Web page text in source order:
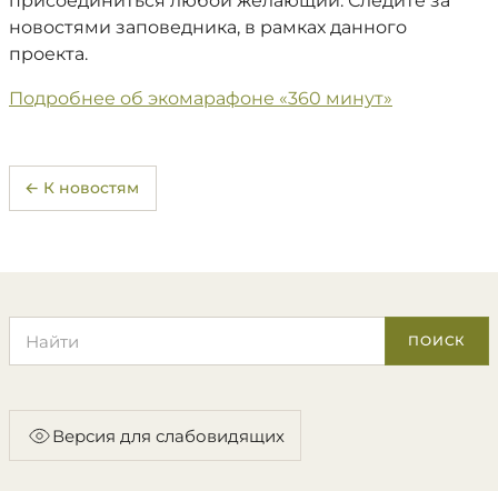
новостями заповедника, в рамках данного
проекта.
Подробнее об экомарафоне «360 минут»
← К новостям
ПОИСК
Версия для слабовидящих